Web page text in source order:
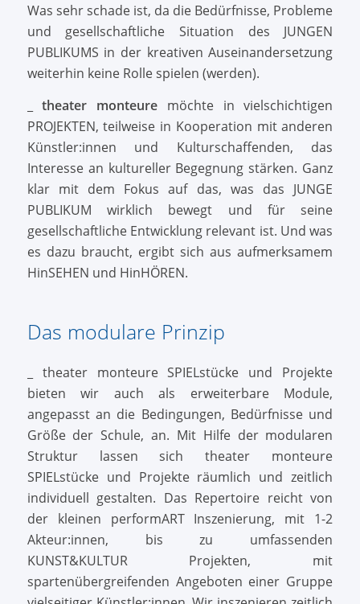
Was sehr schade ist, da die Bedürfnisse, Probleme
und gesellschaftliche Situation des JUNGEN
PUBLIKUMS in der kreativen Auseinandersetzung
weiterhin keine Rolle spielen (werden).
_theater monteure möchte in vielschichtigen
PROJEKTEN, teilweise in Kooperation mit anderen
Künstler:innen und Kulturschaffenden, das
Interesse an kultureller Begegnung stärken. Ganz
klar mit dem Fokus auf das, was das JUNGE
PUBLIKUM wirklich bewegt und für seine
gesellschaftliche Entwicklung relevant ist. Und was
es dazu braucht, ergibt sich aus aufmerksamem
HinSEHEN und HinHÖREN.
Das modulare Prinzip
_ theater monteure SPIELstücke und Projekte
bieten wir auch als erweiterbare Module,
angepasst an die Bedingungen, Bedürfnisse und
Größe der Schule, an. Mit Hilfe der modularen
Struktur lassen sich theater monteure
SPIELstücke und Projekte räumlich und zeitlich
individuell gestalten. Das Repertoire reicht von
der kleinen performART Inszenierung, mit 1-2
Akteur:innen, bis zu umfassenden
KUNST&KULTUR Projekten, mit
spartenübergreifenden Angeboten einer Gruppe